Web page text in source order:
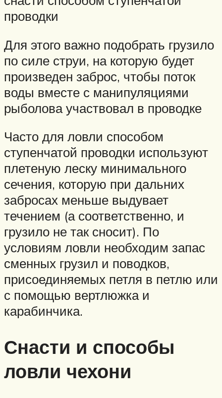
проводки
Для этого важно подобрать грузило
по силе струи, на которую будет
произведен заброс, чтобы поток
воды вместе с манипуляциями
рыболова участвовал в проводке
Часто для ловли способом
ступенчатой проводки используют
плетеную леску минимального
сечения, которую при дальних
забросах меньше выдувает
течением (а соответственно, и
грузило не так сносит). По
условиям ловли необходим запас
сменных грузил и поводков,
присоединяемых петля в петлю или
с помощью вертлюжка и
карабинчика.
Снасти и способы
ловли чехони